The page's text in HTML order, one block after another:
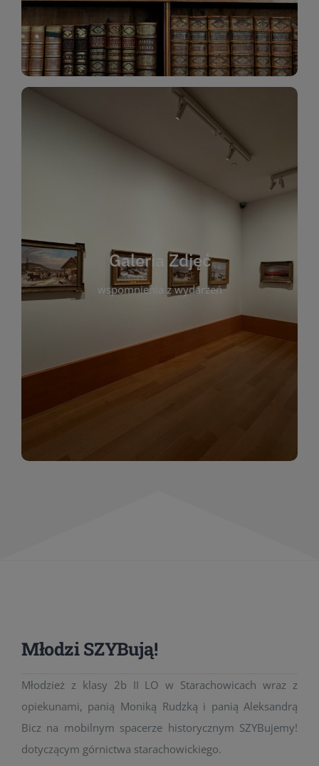
Katalog Zbiorów
Galeria Zdjęć
wspomnienia z wydarzeń
Galeria Zdjęć
wspomnienia z wydarzeń, spotkań i projektów
którym można zobaczyć, jak żyje nasza biblioteka
i jej społeczność. Zdjęcia dokumentują zarówno
uroczyste chwile, jak i codzienne aktywności
czytelników. Regularnie dodajemy nowe galerie,
by każdy mógł powrócić do wyjątkowych
momentów. Zapraszamy do obejrzenia,
wspominania i inspirowania się!
Młodzi SZYBują!
Młodzież z klasy 2b II LO w Starachowicach wraz z
opiekunami, panią Moniką Rudzką i panią Aleksandrą
Bicz na mobilnym spacerze historycznym SZYBujemy!
dotyczącym górnictwa starachowickiego.